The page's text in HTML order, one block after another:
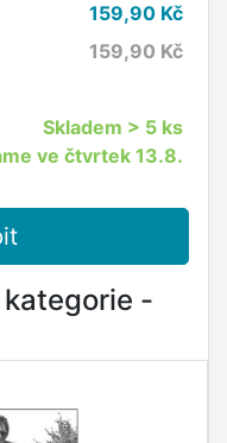
159,90 Kč
159,90 Kč
Skladem > 5 ks
ve čtvrtek 13.8.
-